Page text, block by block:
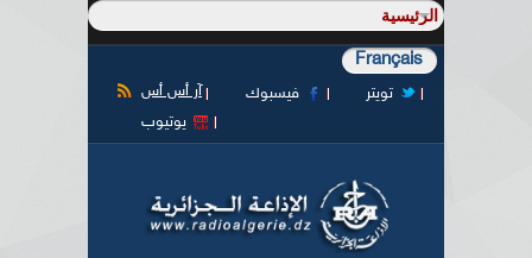
Français
آر أس أس فيسبوك
تويتر
يوتيوب